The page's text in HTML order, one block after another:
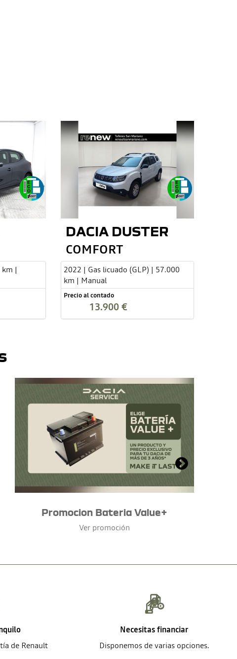
|
DACIA DUSTER
COMFORT
2022 | Gas licuado (GLP) | 57.000
km | Manual
Precio al contado
13.900 €
Promocion Bateria Value+
Ver promoción
de Renault
Necesitas financiar
Disponemos de varias opciones.